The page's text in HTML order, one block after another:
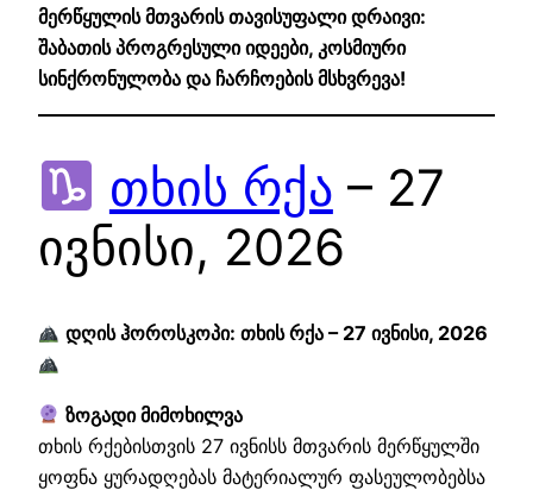
მერწყულის მთვარის თავისუფალი დრაივი:
შაბათის პროგრესული იდეები, კოსმიური
სინქრონულობა და ჩარჩოების მსხვრევა!
თხის რქა – 27
ივნისი, 2026
დღის ჰოროსკოპი: თხის რქა – 27 ივნისი, 2026
ზოგადი მიმოხილვა
თხის რქებისთვის 27 ივნისს მთვარის მერწყულში
ყოფნა ყურადღებას მატერიალურ ფასეულობებსა